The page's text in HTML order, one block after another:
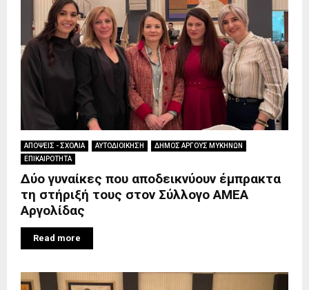
ΑΠΟΨΕΙΣ - ΣΧΟΛΙΑ ΑΥΤΟΔΙΟΙΚΗΣΗ
ΔΗΜΟΣ ΑΡΓΟΥΣ ΜΥΚΗΝΩΝ
ΕΠΙΚΑΙΡΟΤΗΤΑ
Δύο γυναίκες που αποδεικνύουν έμπρακτα
τη στήριξή τους στον Σύλλογο ΑΜΕΑ
Αργολίδας
Read more